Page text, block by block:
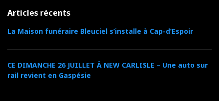
Articles récents
La Maison funéraire Bleuciel s’installe à Cap-d’Espoir
CE DIMANCHE 26 JUILLET À NEW CARLISLE – Une auto sur
rail revient en Gaspésie